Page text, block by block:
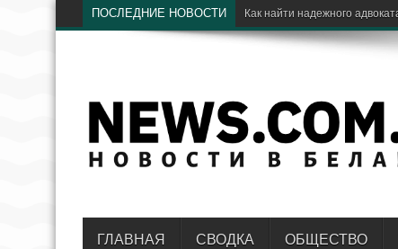
ПОСЛЕДНИЕ НОВОСТИ
ГЛАВНАЯ СВОДКА ОБЩЕСТВО